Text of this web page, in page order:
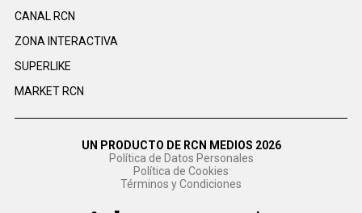
CANAL RCN
ZONA INTERACTIVA
SUPERLIKE
MARKET RCN
UN PRODUCTO DE RCN MEDIOS 2026
Política de Datos Personales
Política de Cookies
Términos y Condiciones